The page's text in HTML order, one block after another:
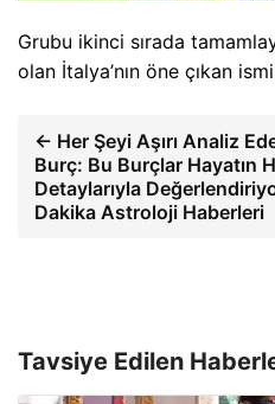
Grubu ikinci sırada
olan İtalya’nın öne çıkan
← Her Şeyi Aşırı Analiz
Burç: Bu Burçlar Hayatın
Detaylarıyla
Dakika Astroloji Haberleri
Tavsiye Edilen